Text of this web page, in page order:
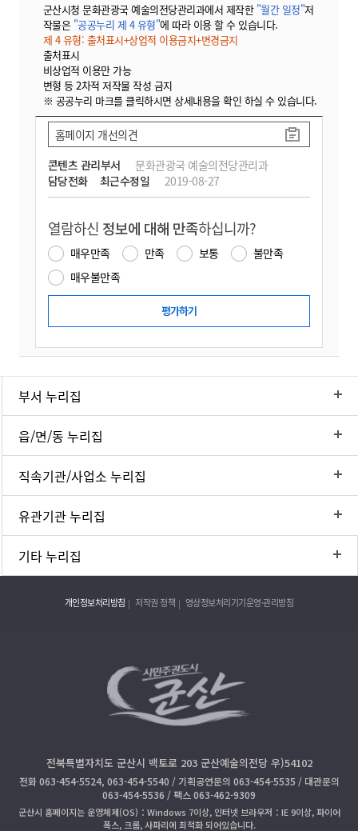
군산시청 문화관광국 예술의전당관리과에서 제작한 "월간 일정"저
작물은 "공공누리 제 4 유형"에 따라 이용 할 수 있습니다.
제 4 유형: 출처표시+상업적 이용금지+변경금지
출처표시
비상업적 이용만 가능
변형 등 2차적 저작물 작성 금지
※ 공공누리 마크를 클릭하시면 상세내용을 확인 하실 수 있습니다.
콘텐츠 관리부서
문화관광국 예술의전당관리과
담당전화
최근수정일 2019-08-27
홈페이지 개선의견
열람하신 정보에 대해 만족하십니까?
매우만족 만족 보통
불만족
매우불만족
부서 누리집
읍/면/동 누리집
직속기관/사업소 누리집
유관기관 누리집
기타 누리집
개인정보처리방침 저작권 정책 영상정보처리기기운영·관리방침
전북특별자치도 군산시 백토로 203 군산예술의전당 우)54102
전화 063-454-5524, 063-454-5540 / 기획공연문의 063-454-5535 / 대관문의
063-454-5536 / 팩스 063-462-9309
군산시 홈페이지는 운영체제(OS)：Windows 7이상, 인터넷 브라우저：IE 9이상, 파이어
폭스, 크롬, 사파리에 최적화 되어있습니다.